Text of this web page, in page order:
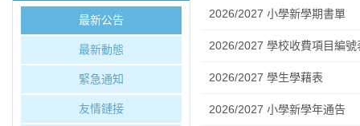
最新公告
最新動態
緊急通知
友情鏈接
2026/2027 小學新學期書單
2026/2027 學校收費項目編號
2026/2027 學生學藉表
2026/2027 小學新學年通告